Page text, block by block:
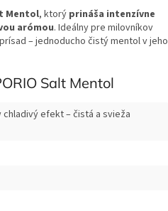
Mentol, ktorý prináša intenzívne
arómou. Ideálny pre milovníkov
– jednoducho čistý mentol v jeho
Salt Mentol
efekt – čistá a svieža